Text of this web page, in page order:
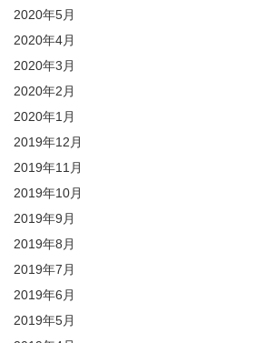
2020年5月
2020年4月
2020年3月
2020年2月
2020年1月
2019年12月
2019年11月
2019年10月
2019年9月
2019年8月
2019年7月
2019年6月
2019年5月